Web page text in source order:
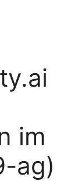
im
ag)